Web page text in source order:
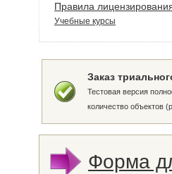
Правила
Учебные курсы
Заказ
Тестовая версия
количество объектов
Форма